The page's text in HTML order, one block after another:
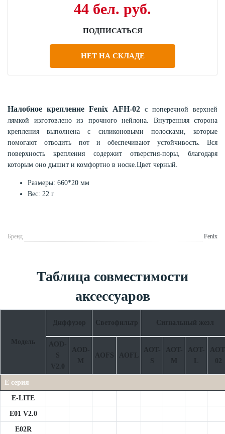
44 бел. руб.
ПОДПИСАТЬСЯ
НЕТ НА СКЛАДЕ
Налобное крепление Fenix AFH-02с поперечной верхней
лямкой изготовлено из прочного нейлона. Внутренняя сторона
крепления выполнена с силиконовыми полосками, которые
помогают отводить пот и обеспечивают устойчивость. Вся
поверхность крепления содержит отверстия-поры, благодаря
которым оно дышит и комфортно в носке.Цвет черный.
Размеры: 660*20 мм
Вес: 22 г
Бренд Fenix
Таблица совместимости
аксессуаров
Модель
Диффузор Светофильтр Сигнальный жезл
AOD-
V2.0
AOD-
M
AOFS AOFL
AOT-
AOT-
M
AOT-
02
E серия
E-LITE
E01 V2.0
E02R